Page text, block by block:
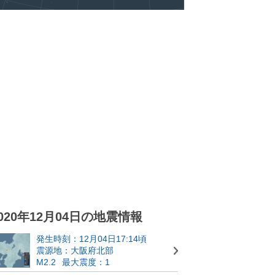
年12月04日の地震情報
発生時刻：12月04日17:14頃
震源地：大阪府北部
M2.2
最大震度：1